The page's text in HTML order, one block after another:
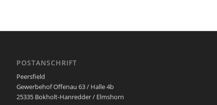
POSTANSCHRIFT
Peersfield
Gewerbehof Offenau 63 / Halle 4b
25335 Bokholt-Hanredder / Elmshorn